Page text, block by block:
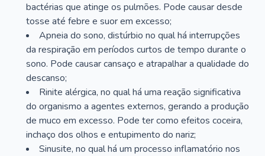
bactérias que atinge os pulmões. Pode causar desde
tosse até febre e suor em excesso;
Apneia do sono, distúrbio no qual há interrupções
da respiração em períodos curtos de tempo durante o
sono. Pode causar cansaço e atrapalhar a qualidade do
descanso;
Rinite alérgica, no qual há uma reação significativa
do organismo a agentes externos, gerando a produção
de muco em excesso. Pode ter como efeitos coceira,
inchaço dos olhos e entupimento do nariz;
Sinusite, no qual há um processo inflamatório nos